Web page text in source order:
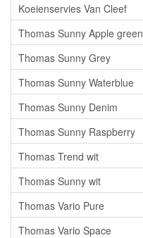
Koeienservies Van Cleef
Thomas Sunny Apple green
Thomas Sunny Grey
Thomas Sunny Waterblue
Thomas Sunny Denim
Thomas Sunny Raspberry
Thomas Trend wit
Thomas Sunny wit
Thomas Vario Pure
Thomas Vario Space